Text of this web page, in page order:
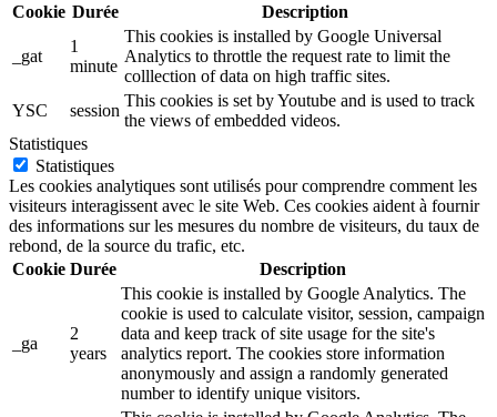
Cookie Durée Description
_gat
1
minute
This cookies is installed by Google Universal
Analytics to throttle the request rate to limit the
colllection of data on high traffic sites.
YSC
session
This cookies is set by Youtube and is used to track
the views of embedded videos.
Statistiques
Statistiques
Les cookies analytiques sont utilisés pour comprendre comment les
visiteurs interagissent avec le site Web. Ces cookies aident à fournir
des informations sur les mesures du nombre de visiteurs, du taux de
rebond, de la source du trafic, etc.
Cookie Durée Description
_ga
2
years
This cookie is installed by Google Analytics. The
cookie is used to calculate visitor, session, campaign
data and keep track of site usage for the site's
analytics report. The cookies store information
anonymously and assign a randomly generated
number to identify unique visitors.